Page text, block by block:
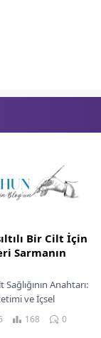
Bir Cilt İçin
Sarmanın
Anahtarı:
ve İçsel
Zararlı Etkilerine
Korumak Cilt Tipinize
168 0